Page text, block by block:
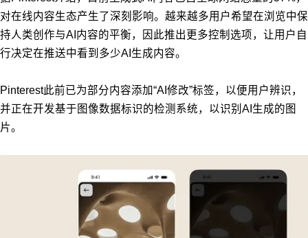
对在线内容生态产生了深刻影响。越来越多用户希望在浏览中保
持人类创作与AI内容的平衡，因此推出更多控制选项，让用户自
行决定在推送中看到多少AI生成内容。
Pinterest此前已为部分内容添加“AI修改”标签，以便用户辨识，
并正在开发基于图像数据标识的检测系统，以识别AI生成的图
片。